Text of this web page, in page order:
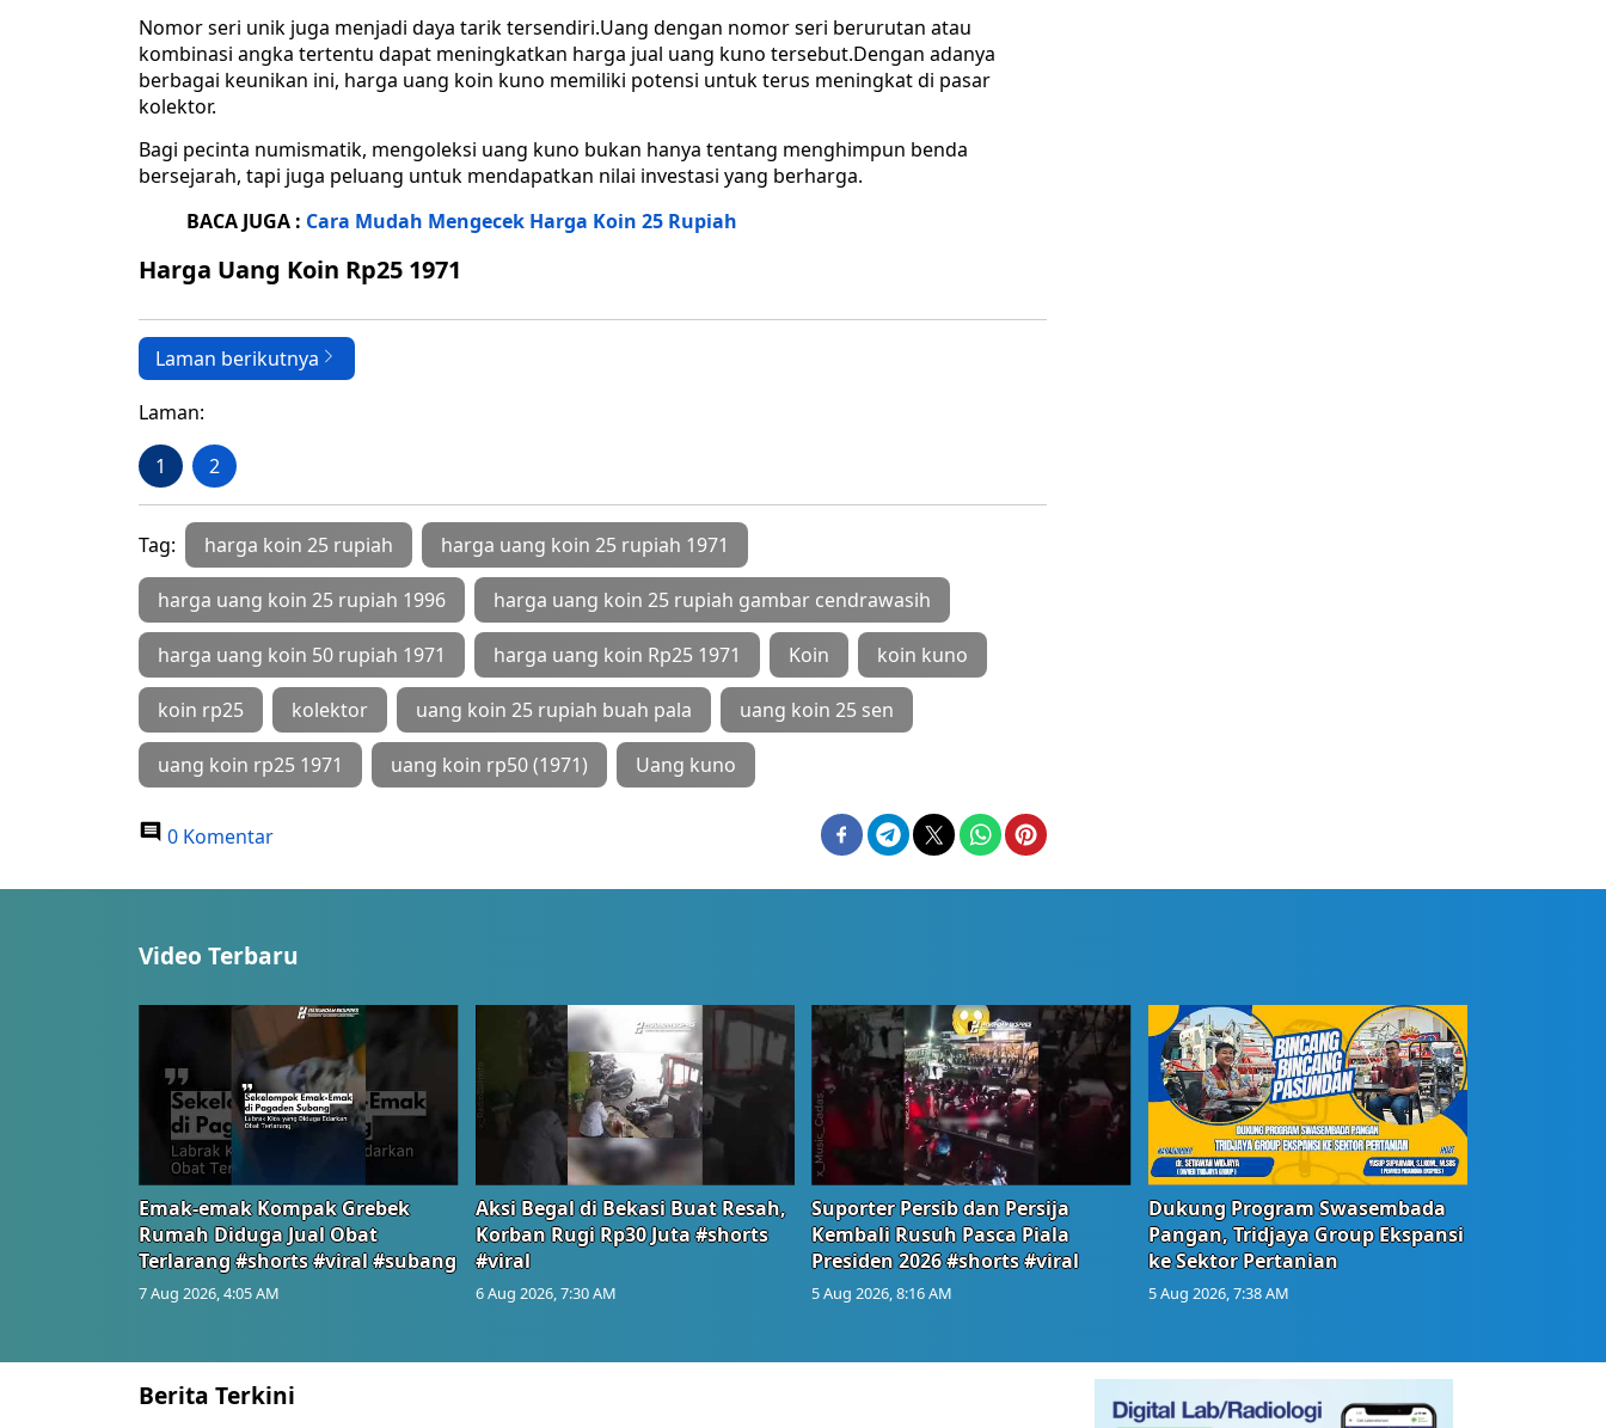
Nomor seri unik juga menjadi daya tarik tersendiri.Uang dengan nomor seri berurutan atau
kombinasi angka tertentu dapat meningkatkan harga jual uang kuno tersebut.Dengan adanya
berbagai keunikan ini, harga uang koin kuno memiliki potensi untuk terus meningkat di pasar
kolektor.
Bagi pecinta numismatik, mengoleksi uang kuno bukan hanya tentang menghimpun benda
bersejarah, tapi juga peluang untuk mendapatkan nilai investasi yang berharga.
BACA JUGA : Cara Mudah Mengecek Harga Koin 25 Rupiah
Harga Uang Koin Rp25 1971
Laman berikutnya
Laman:
1 2
Tag: harga koin 25 rupiah harga uang koin 25 rupiah 1971
harga uang koin 25 rupiah 1996 harga uang koin 25 rupiah gambar cendrawasih
harga uang koin 50 rupiah 1971 harga uang koin Rp25 1971 Koin koin kuno
koin rp25 kolektor uang koin 25 rupiah buah pala uang koin 25 sen
uang koin rp25 1971 uang koin rp50 (1971) Uang kuno
0 Komentar
Video Terbaru
Emak-emak Kompak Grebek
Rumah Diduga Jual Obat
Terlarang #shorts #viral #subang
7 Aug 2026, 4:05 AM
Aksi Begal di Bekasi Buat Resah,
Korban Rugi Rp30 Juta #shorts
#viral
6 Aug 2026, 7:30 AM
Suporter Persib dan Persija
Kembali Rusuh Pasca Piala
Presiden 2026 #shorts #viral
5 Aug 2026, 8:16 AM
Dukung Program Swasembada
Pangan, Tridjaya Group Ekspansi
ke Sektor Pertanian
5 Aug 2026, 7:38 AM
Berita Terkini